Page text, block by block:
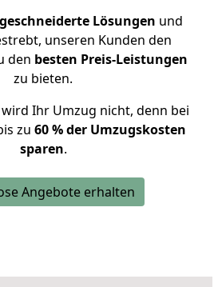
Lösungen und
unseren Kunden den
den besten Preis-Leistungen
zu bieten.
Ihr Umzug nicht, denn bei
zu 60 % der Umzugskosten
sparen.
Angebote erhalten